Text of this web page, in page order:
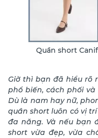
Quần short
Giờ thì bạn đã hiểu rõ
phổ biến, cách phối
Dù là nam hay nữ,
quần short luôn có vị
đa năng. Và nếu bạn
short vừa đẹp, vừa